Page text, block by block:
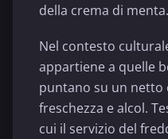
della crema di menta.
Nel contesto
appartiene a quelle
puntano su un
freschezza e alcol.
cui il servizio del